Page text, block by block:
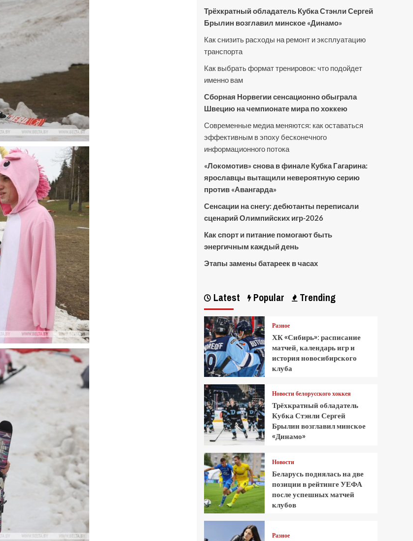
Трёхкратный обладатель Кубка Стэнли Сергей
Брылин возглавил минское «Динамо»
Как снизить расходы на ремонт и эксплуатацию
транспорта
Как выбрать формат тренировок: что подойдет
именно вам
Сборная Норвегии сенсационно обыграла
Швецию на чемпионате мира по хоккею
Современные медиа меняются: как оставаться
эффективным в эпоху бесконечного
информационного потока
«Локомотив» снова в финале Кубка Гагарина:
ярославцы вытащили невероятную серию
против «Авангарда»
Сенсации на снегу: дебютанты переписали
сценарий Олимпийских игр-2026
Как спорт и питание помогают быть
энергичным каждый день
Этапы замены батареек в часах
Latest Popular Trending
Разное
ХК «Сибирь»: расписание
матчей, календарь игр и
история новосибирского
клуба
Новости белорусского хоккея
Трёхкратный обладатель
Кубка Стэнли Сергей
Брылин возглавил минское
«Динамо»
Новости
Беларусь поднялась на две
позиции в рейтинге УЕФА
после успешных матчей
клубов
Разное